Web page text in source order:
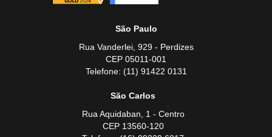
São Paulo
Rua Vanderlei, 929 - Perdizes
CEP 05011-001
Telefone: (11) 91422 0131
São Carlos
Rua Aquidaban, 1 - Centro
CEP 13560-120